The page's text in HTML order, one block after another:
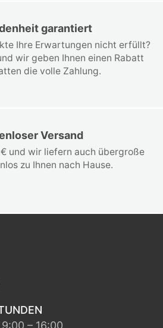
garantiert
Ihre Erwartungen nicht erfüllt?
wir geben Ihnen einen Rabatt
die volle Zahlung.
Versand
und wir liefern auch übergroße
zu Ihnen nach Hause.
– 16:00